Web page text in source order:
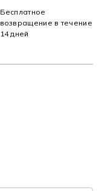
Бесплатное
возвращение в течение
14 дней